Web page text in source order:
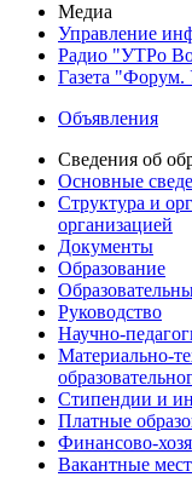
Медиа
Управление
Радио "УТРо
Газета "Форум.
Объявления
Сведения об
Основные
Структура и
организацией
Документы
Образование
Руководство
Научно-
Материально-
Стипендии и
Платные
Финансово-
Вакантные